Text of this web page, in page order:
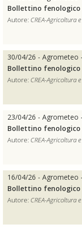
Bollettino
Autore: CREA-Agricoltura
30/04/26 - Agrometeo
Bollettino fenologico
Autore: CREA-Agricoltura
23/04/26 - Agrometeo
Bollettino fenologico
Autore: CREA-Agricoltura
16/04/26 - Agrometeo
Bollettino fenologico
Autore: CREA-Agricoltura